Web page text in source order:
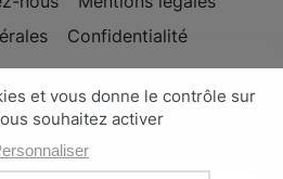
Confidentialité
Zoë - © Copyright 2026
par l' agence Nateev